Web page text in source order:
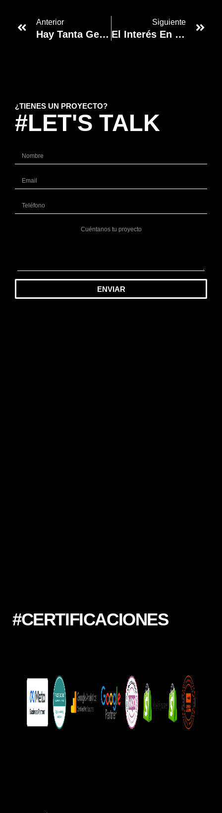
Anterior
Hay Tanta Gente Viendo Vídeos Acelerados, Que La App De YouTube Va A Cambiar
Siguiente
El Interés En Threads Ha Caído Un 70% Desde Su Peak El 7 De Julio
¿TIENES UN PROYECTO?
#LET'S TALK
ENVIAR
#CERTIFICACIONES